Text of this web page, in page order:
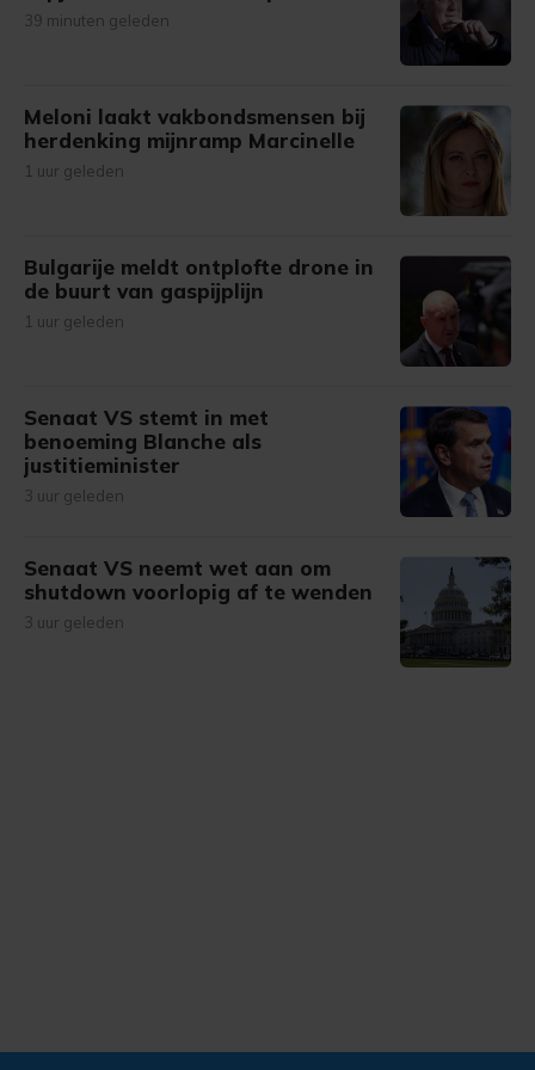
39 minuten geleden
Meloni laakt vakbondsmensen bij
herdenking mijnramp Marcinelle
1 uur geleden
Bulgarije meldt ontplofte drone in
de buurt van gaspijplijn
1 uur geleden
Senaat VS stemt in met
benoeming Blanche als
justitieminister
3 uur geleden
Senaat VS neemt wet aan om
shutdown voorlopig af te wenden
3 uur geleden